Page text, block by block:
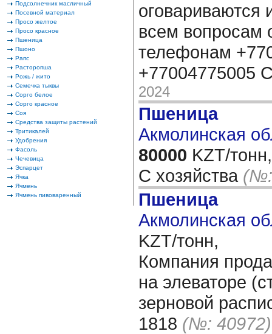
Подсолнечник масличный
Посевной материал
Просо желтое
Просо красное
Пшеница
Пшоно
Рапс
Расторопша
Рожь / жито
Семечка тыквы
Сорго белое
Сорго красное
Соя
Средства защиты растений
Тритикалей
Удобрения
Фасоль
Чечевица
Эспарцет
Ячка
Ячмень
Ячмень пивоваренный
оговариваются
всем вопросам
телефонам
+77004775005
2024
Пшеница
Акмолинская
80000 KZT/тонн,
С хозяйства (№:
Пшеница
Акмолинская
KZT/тонн,
Компания
на элеваторе
зерновой
1818 (№: 40972)